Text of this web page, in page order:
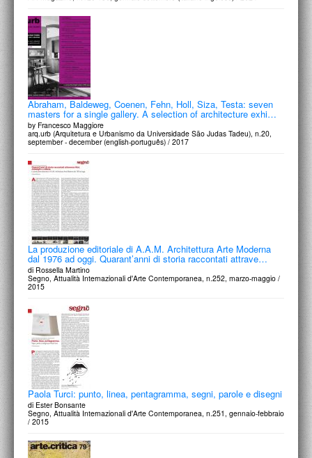
PROGETTI CULTURALI
PROGETTO T.E.S.I.
Abraham, Baldeweg, Coenen, Fehn, Holl, Siza, Testa: seven
masters for a single gallery. A selection of architecture exhi…
by Francesco Maggiore
arq.urb (Arquitetura e Urbanismo da Universidade São Judas Tadeu), n.20,
september - december (english-português) / 2017
La produzione editoriale di A.A.M. Architettura Arte Moderna
dal 1976 ad oggi. Quarant’anni di storia raccontati attrave…
di Rossella Martino
Segno, Attualità Internazionali d'Arte Contemporanea, n.252, marzo-maggio /
2015
Paola Turci: punto, linea, pentagramma, segni, parole e disegni
di Ester Bonsante
Segno, Attualità Internazionali d'Arte Contemporanea, n.251, gennaio-febbraio
/ 2015